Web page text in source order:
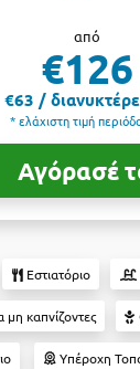
από
€126
€63 /
* ελάχιστη τιμή
Αγόρασέ
Εστιατόριο
μη καπνίζοντες
Υπέροχη